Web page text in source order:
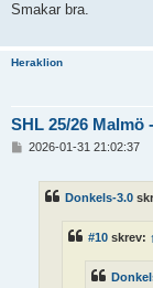
g
Smakar bra.
Heraklion
SHL 25/26 Malmö
2026-01-31 21:02:37
Donkels-3.0
#10 skrev: ↑